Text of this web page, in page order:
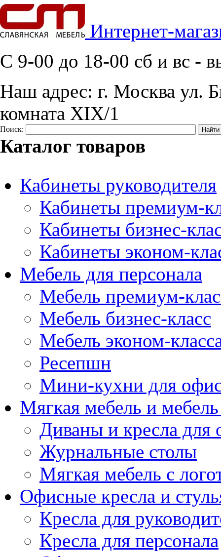
Интернет-
C 9-00 до 18-00 сб и вс -
Наш адрес: г. Москва ул.
комната XIX/1
Поиск:
Каталог товаров
Кабинеты руководителя
Кабинеты премиум-
Кабинеты бизнес-
Кабинеты эконом-
Мебель для персонала
Мебель премиум-
Мебель бизнес-класс
Мебель эконом-
Ресепшн
Мини-кухни для
Мягкая мебель и
Диваны и кресла для
Журнальные столы
Мягкая мебель с
Офисные кресла и
Кресла для
Кресла для персонала